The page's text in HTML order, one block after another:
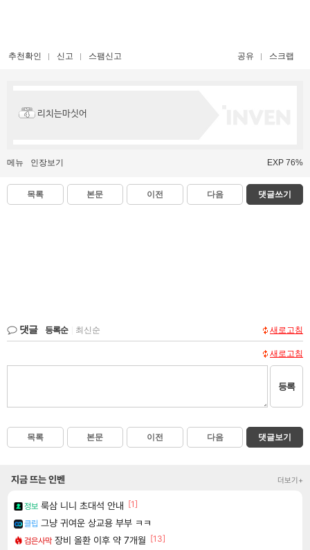
추천확인 신고 스팸신고 공유 스크랩
리치는마싯어
메뉴 인장보기 EXP 76%
목록 본문 이전 다음 댓글쓰기
댓글 등록순 최신순 새로고침
새로고침
등록
목록 본문 이전 다음 댓글보기
지금 뜨는 인벤 더보기+
정보 룩삼 니니 초대석 안내 [1]
클립 그냥 귀여운 상교용 부부 ㅋㅋ
검은사막 장비 올환 이후 약 7개월 [13]